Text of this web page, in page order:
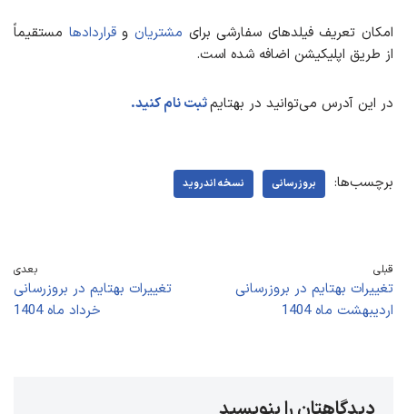
امکان تعریف فیلدهای سفارشی برای مشتریان وقراردادها مستقیماً
از طریق اپلیکیشن اضافه شده است.
در این آدرس می‌توانید در بهتایمثبت نام کنید.
برچسب‌ها: بروزرسانی نسخه اندروید
قبلی
تغییرات بهتایم در بروزرسانی
اردیبهشت ماه 1404
بعدی
تغییرات بهتایم در بروزرسانی
خرداد ماه 1404